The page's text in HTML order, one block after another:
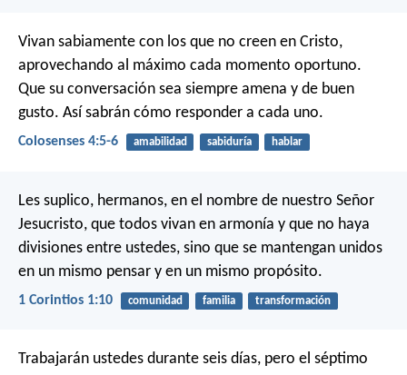
Vivan sabiamente con los que no creen en Cristo,
aprovechando al máximo cada momento oportuno.
Que su conversación sea siempre amena y de buen
gusto. Así sabrán cómo responder a cada uno.
Colosenses 4:5-6 amabilidad sabiduría hablar
Les suplico, hermanos, en el nombre de nuestro Señor
Jesucristo, que todos vivan en armonía y que no haya
divisiones entre ustedes, sino que se mantengan unidos
en un mismo pensar y en un mismo propósito.
1 Corintios 1:10 comunidad familia transformación
Trabajarán ustedes durante seis días, pero el séptimo